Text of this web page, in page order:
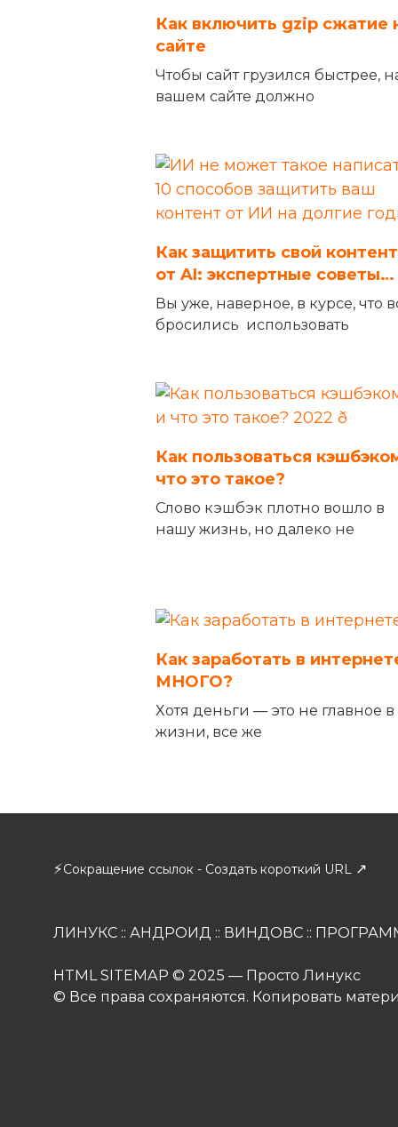
Как включить gzip сжатие
сайте
Чтобы сайт грузился быстрее,
вашем сайте должно
Как защитить свой контент
от AI: экспертные советы…
Вы уже, наверное, в курсе, что
бросились использовать
Как пользоваться
что это такое?
Слово кэшбэк плотно вошло в
нашу жизнь, но далеко не
Как заработать в
МНОГО?
Хотя деньги — это не главное в
жизни, все же
⚡Сокращение ссылок - Создать короткий URL ↗
ЛИНУКС :: АНДРОИД :: ВИНДОВС ::
HTML SITEMAP © 2025 — Просто Линукс
© Все права сохраняются. Копировать